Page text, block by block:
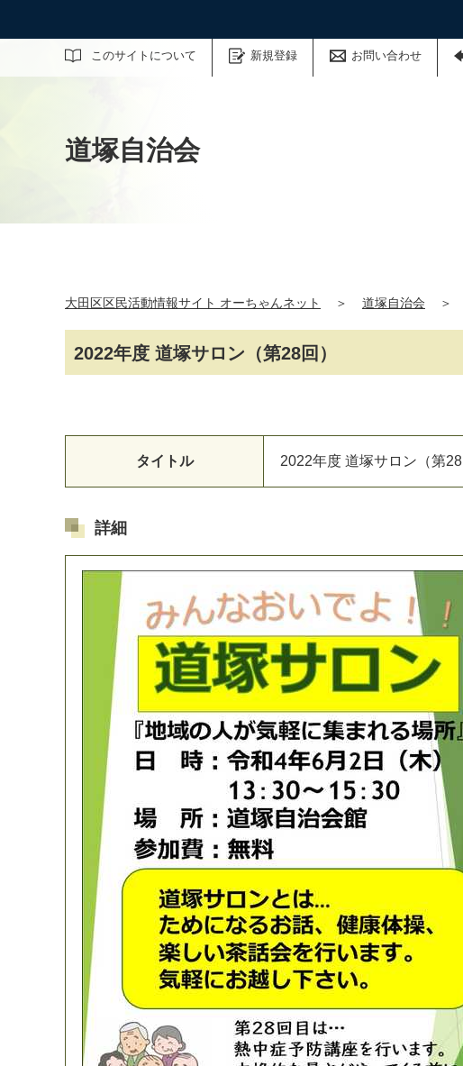
このサイトについて 新規登録 お問い合わせ
サイト内検索
道塚自治会
大田区区民活動情報サイト オーちゃんネット ＞ 道塚自治会 ＞
2022年度 道塚サロン（第28回）
タイトル 2022年度 道塚サ ロ ン （第28
詳細
マイメディア検索